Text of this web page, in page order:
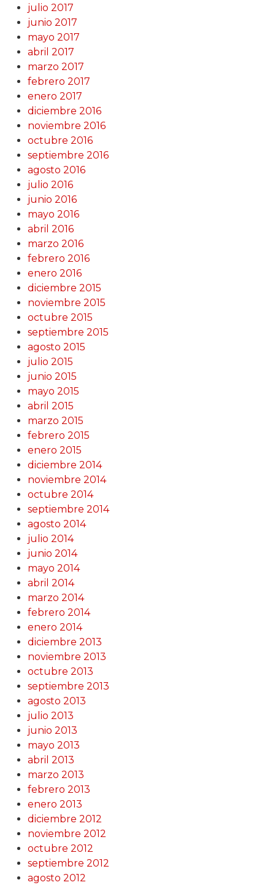
julio 2017
junio 2017
mayo 2017
abril 2017
marzo 2017
febrero 2017
enero 2017
diciembre 2016
noviembre 2016
octubre 2016
septiembre 2016
agosto 2016
julio 2016
junio 2016
mayo 2016
abril 2016
marzo 2016
febrero 2016
enero 2016
diciembre 2015
noviembre 2015
octubre 2015
septiembre 2015
agosto 2015
julio 2015
junio 2015
mayo 2015
abril 2015
marzo 2015
febrero 2015
enero 2015
diciembre 2014
noviembre 2014
octubre 2014
septiembre 2014
agosto 2014
julio 2014
junio 2014
mayo 2014
abril 2014
marzo 2014
febrero 2014
enero 2014
diciembre 2013
noviembre 2013
octubre 2013
septiembre 2013
agosto 2013
julio 2013
junio 2013
mayo 2013
abril 2013
marzo 2013
febrero 2013
enero 2013
diciembre 2012
noviembre 2012
octubre 2012
septiembre 2012
agosto 2012